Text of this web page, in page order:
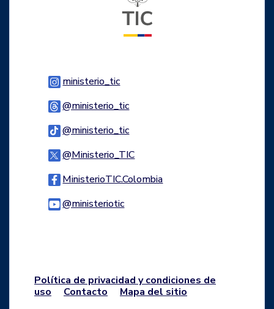
ministerio_ticLogo Instagram
@ministerio_ticLogo Threads
@ministerio_ticLogo Tiktok
@Ministerio_TICLogo Twitter
MinisterioTIC.ColombiaLogo Facebook
@ministerioticLogo Youtube
Política de privacidad y condiciones de
uso
Contacto Mapa del sitio